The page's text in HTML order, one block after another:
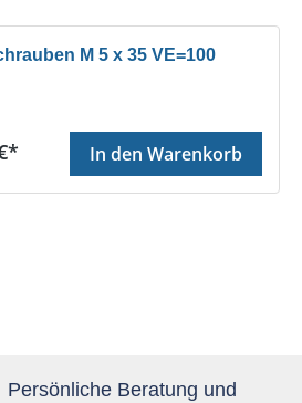
M 5 x 35 VE=100
Preis:In den Warenkorb
Persönliche Beratung und